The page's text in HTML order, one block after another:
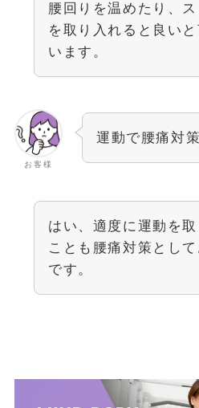
腰回りを温めたり、
を取り入れると良い
います。
お客様
運動で腰痛対
はい、適度に運動を
ことも腰痛対策とし
です。